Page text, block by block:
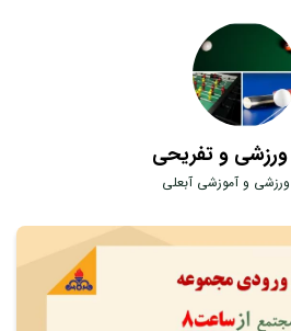
ورزشی و تفریحی
و آموزشی آبعلی